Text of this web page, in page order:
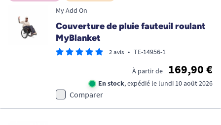
My Add On
Couverture de pluie fauteuil roulant
MyBlanket
2 avis • TE-14956-1
À partir de 169,90 €
En stock, expédié le lundi 10 août 2026
Comparer